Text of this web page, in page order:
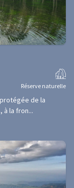
Réserve naturelle
de la
à la fron...